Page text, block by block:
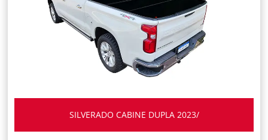
SILVERADO CABINE DUPLA 2023/